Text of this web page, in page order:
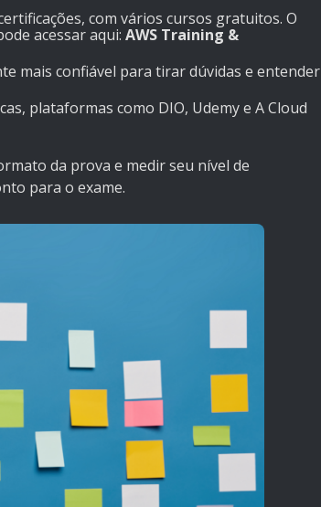
com vários cursos gratuitos. O
acessar aqui: AWS Training &
mais confiável para tirar dúvidas e entender
plataformas como DIO, Udemy e A Cloud
da prova e medir seu nível de
para o exame.